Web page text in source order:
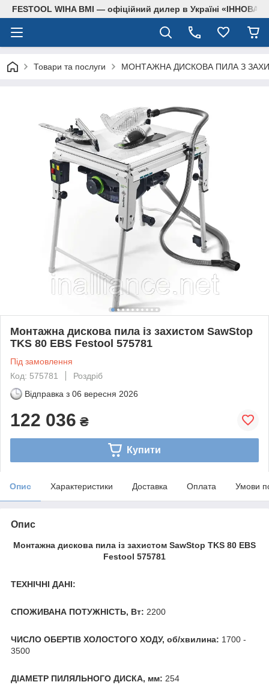
FESTOOL WIHA BMI — офіційний дилер в Україні
Товари та послуги МОНТАЖНА ДИСКОВА ПИЛА З
Монтажна дискова пила із захистом SawStop
TKS 80 EBS Festool 575781
Під замовлення
Код: 575781
Роздріб
Відправка з 06 вересня 2026
122 036 ₴
Купити
Опис Характеристики Доставка Оплата Умови
Опис
Монтажна дискова пила із захистом SawStop TKS 80 EBS
Festool 575781
ТЕХНІЧНІ ДАНІ:
СПОЖИВАНА ПОТУЖНІСТЬ, Вт: 2200
ЧИСЛО ОБЕРТІВ ХОЛОСТОГО ХОДУ, об/хвилина: 1700 -
3500
ДІАМЕТР ПИЛЯЛЬНОГО ДИСКА, мм: 254